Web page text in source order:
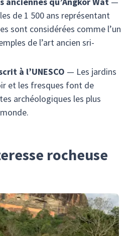
de 1 500 ans représentant
sont considérées comme l’un
de l’art ancien sri-
à l’UNESCO — Les jardins
et les fresques font de
archéologiques les plus
rocheuse